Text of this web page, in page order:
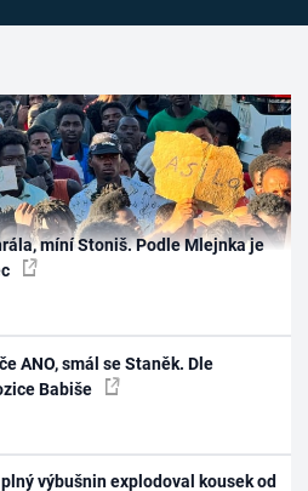
míní Stoniš. Podle Mlejnka je
ANO, smál se Staněk. Dle
Babiše
výbušnin explodoval kousek od